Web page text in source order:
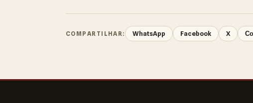
COMPARTILHAR: WhatsApp Facebook X